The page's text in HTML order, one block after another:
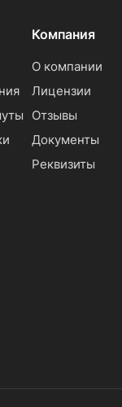
Компания
О компании
Лицензии
Отзывы
Документы
Реквизиты